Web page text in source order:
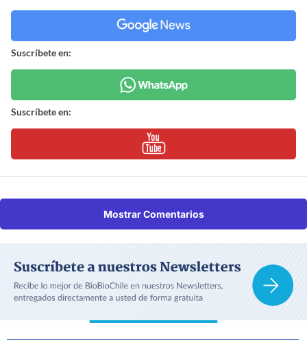
Suscríbete en:
Suscríbete en:
Mostrar Comentarios